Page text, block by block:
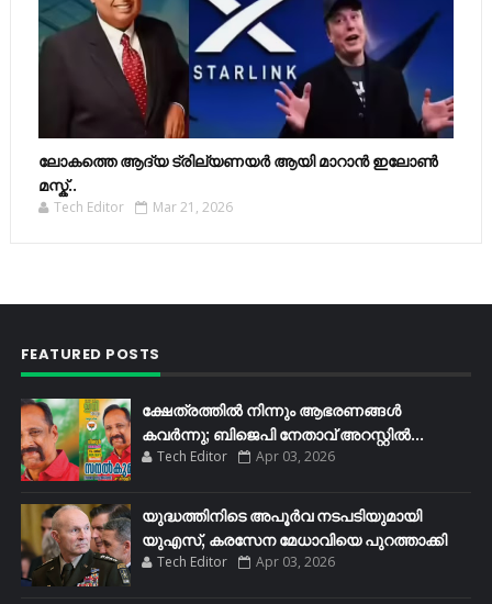
ലോകത്തെ ആദ്യ ട്രില്യണയർ ആയി മാറാൻ ഇലോൺ
മസ്ക്..
Tech Editor Mar 21, 2026
FEATURED POSTS
ക്ഷേത്രത്തിൽ നിന്നും ആഭരണങ്ങൾ
കവർന്നു; ബിജെപി നേതാവ് അറസ്റ്റിൽ...
Tech Editor Apr 03, 2026
യുദ്ധത്തിനിടെ അപൂർവ നടപടിയുമായി
യുഎസ്, കരസേന മേധാവിയെ പുറത്താക്കി
Tech Editor Apr 03, 2026